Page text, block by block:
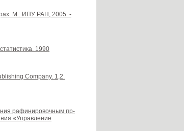
М.: ИПУ РАН, 2005. -
1990
Company. 1,2.
рафинировочным пр-
«Управление